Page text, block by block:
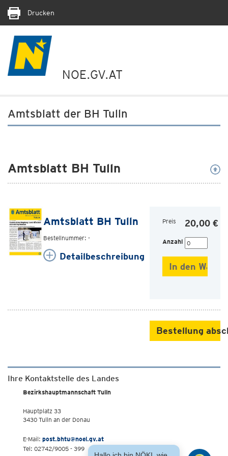
Drucken
NOE.GV.AT
Amtsblatt der BH Tulln
Amtsblatt BH Tulln
Amtsblatt BH Tulln
Bestellnummer: -
Detailbeschreibung
Preis 20,00 €
Anzahl
Bestellung
Ihre Kontaktstelle des Landes
Bezirkshauptmannschaft Tulln
Hauptplatz 33
3430 Tulln an der Donau
E-Mail: post.bhtu@noel.gv.at
Tel: 02742/9005 - 399